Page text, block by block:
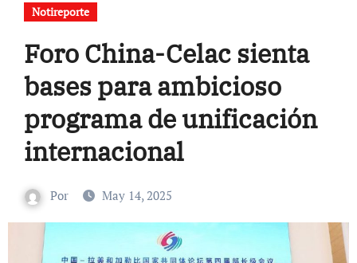
Notireporte
Foro China-Celac sienta
bases para ambicioso
programa de unificación
internacional
Por May 14, 2025